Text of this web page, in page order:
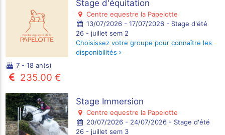
Stage d'équitation
Centre equestre la Papelotte
13/07/2026 - 17/07/2026 - Stage d'été
26 - juillet sem 2
Choisissez votre groupe pour connaître les
disponibilités
7 - 18 an(s)
235.00 €
Stage Immersion
Centre equestre la Papelotte
20/07/2026 - 24/07/2026 - Stage d'été
26 - juillet sem 3